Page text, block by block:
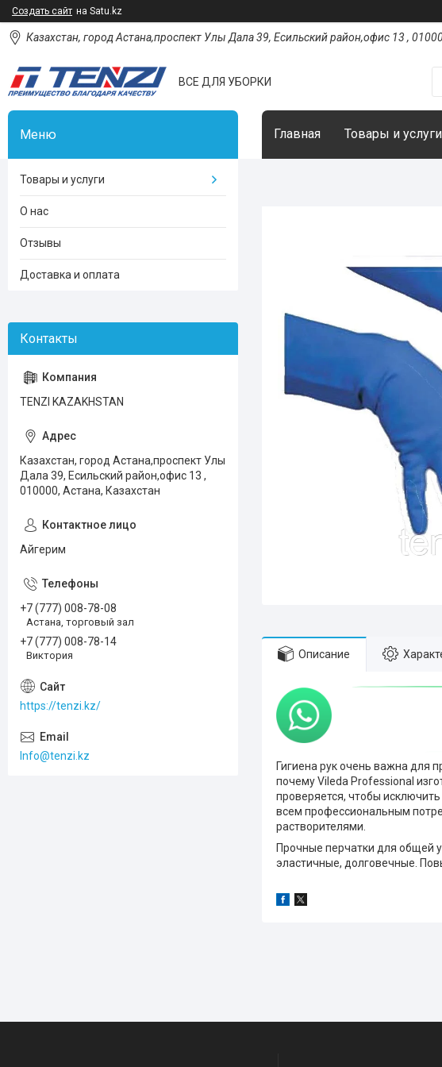
Создать сайт на Satu.kz
Казахстан, город Астана,проспект Улы Дала 39, Есильский район,офис 13 ,
ВСЕ ДЛЯ УБОРКИ
Главная Товары и услуги
Описание
Гигиена рук очень важна для
почему Vileda Professional
проверяется, чтобы
всем профессиональным
растворителями.
Прочные перчатки для общей
эластичные, долговечные.
Товары и услуги
О нас
Отзывы
Доставка и оплата
TENZI KAZAKHSTAN
Казахстан, город Астана,проспект Улы
Дала 39, Есильский район,офис 13 ,
010000, Астана, Казахстан
Айгерим
+7 (777) 008-78-08
Астана, торговый зал
+7 (777) 008-78-14
Виктория
https://tenzi.kz/
Info@tenzi.kz